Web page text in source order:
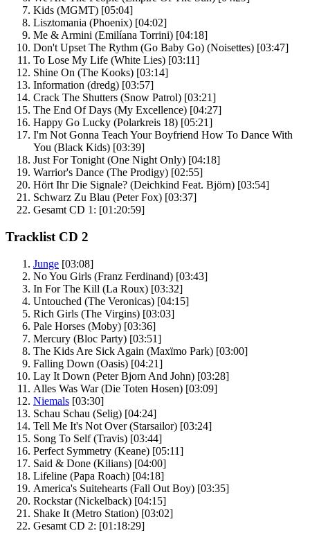
Kids (MGMT) [05:04]
Lisztomania (Phoenix) [04:02]
Me & Armini (Emilíana Torrini) [04:18]
Don't Upset The Rythm (Go Baby Go) (Noisettes) [03:47]
To Lose My Life (White Lies) [03:11]
Shine On (The Kooks) [03:14]
Information (dredg) [03:57]
Crack The Shutters (Snow Patrol) [03:21]
The End Of Days (My Excellence) [04:27]
Happy Go Lucky (Polarkreis 18) [05:21]
I'm Not Gonna Teach Your Boyfriend How To Dance With
You (Black Kids) [03:39]
Just For Tonight (One Night Only) [04:18]
Warrior's Dance (The Prodigy) [02:55]
Hört Ihr Die Signale? (Deichkind Feat. Björn) [03:54]
Schwarz Zu Blau (Peter Fox) [03:37]
Gesamt CD 1: [01:20:59]
Tracklist CD 2
Junge [03:08]
No You Girls (Franz Ferdinand) [03:43]
In For The Kill (La Roux) [03:32]
Untouched (The Veronicas) [04:15]
Rich Girls (The Virgins) [03:03]
Pale Horses (Moby) [03:36]
Mercury (Bloc Party) [03:51]
The Kids Are Sick Again (Maxïmo Park) [03:00]
Falling Down (Oasis) [04:21]
Lay It Down (Peter Bjorn And John) [03:28]
Alles Was War(Die Toten Hosen) [03:09]
Niemals [03:30]
Schau Schau (Selig) [04:24]
Tell Me It's Not Over(Starsailor) [03:24]
Song To Self(Travis) [03:44]
Perfect Symmetry (Keane) [05:11]
Said & Done (Kilians) [04:00]
Lifeline (Papa Roach) [04:18]
America's Suitehearts (Fall Out Boy) [03:35]
Rockstar(Nickelback) [04:15]
Shake It (Metro Station) [03:02]
Gesamt CD 2: [01:18:29]